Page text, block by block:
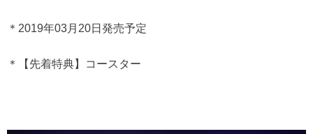
＊2019年03月20日発売予定
＊【先着特典】コースター